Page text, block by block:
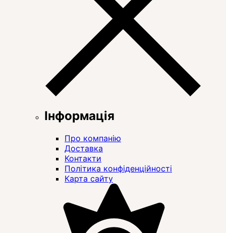
Інформація
Про компанію
Доставка
Контакти
Політика конфіденційності
Карта сайту